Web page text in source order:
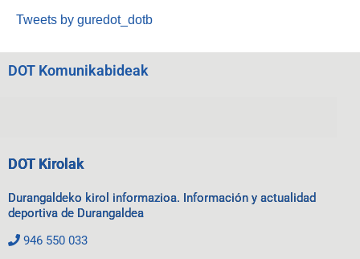
Tweets by guredot_dotb
DOT Komunikabideak
DOT Kirolak
Durangaldeko kirol informazioa. Información y actualidad
deportiva de Durangaldea
946 550 033